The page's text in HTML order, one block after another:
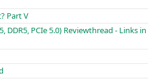
Part V
DDR5, PCIe 5.0) Reviewthread - Links in